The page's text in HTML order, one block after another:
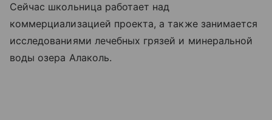
Сейчас школьница работает над
коммерциализацией проекта, а также занимается
исследованиями лечебных грязей и минеральной
воды озера Алаколь.